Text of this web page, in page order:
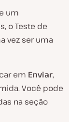
um
o Teste de
vez ser uma
em Enviar,
Você pode
na seção